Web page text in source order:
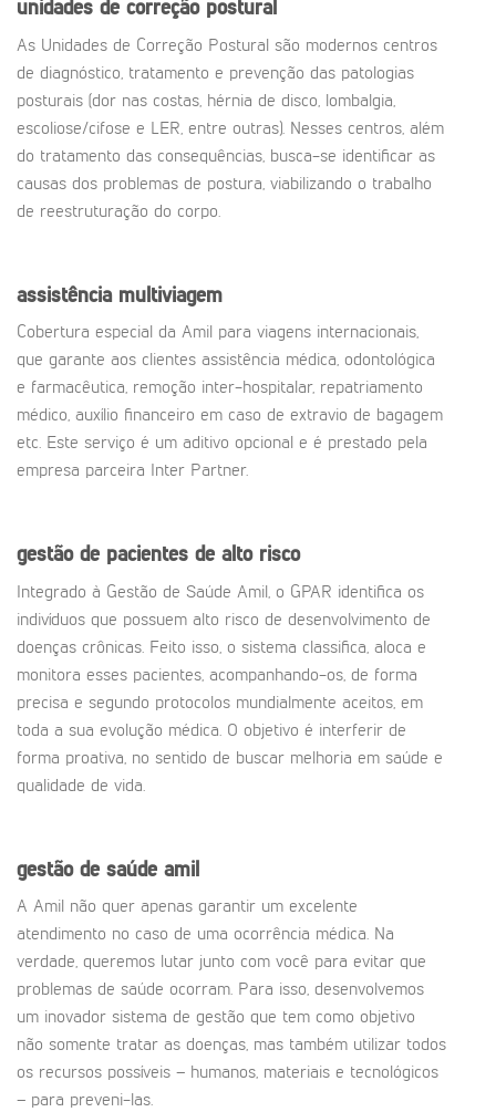
unidades de correção postural
As Unidades de Correção Postural são modernos centros
de diagnóstico, tratamento e prevenção das patologias
posturais (dor nas costas, hérnia de disco, lombalgia,
escoliose/cifose e LER, entre outras). Nesses centros, além
do tratamento das consequências, busca-se identificar as
causas dos problemas de postura, viabilizando o trabalho
de reestruturação do corpo.
assistência multiviagem
Cobertura especial da Amil para viagens internacionais,
que garante aos clientes assistência médica, odontológica
e farmacêutica, remoção inter-hospitalar, repatriamento
médico, auxílio financeiro em caso de extravio de bagagem
etc. Este serviço é um aditivo opcional e é prestado pela
empresa parceira Inter Partner.
gestão de pacientes de alto risco
Integrado à Gestão de Saúde Amil, o GPAR identifica os
indivíduos que possuem alto risco de desenvolvimento de
doenças crônicas. Feito isso, o sistema classifica, aloca e
monitora esses pacientes, acompanhando-os, de forma
precisa e segundo protocolos mundialmente aceitos, em
toda a sua evolução médica. O objetivo é interferir de
forma proativa, no sentido de buscar melhoria em saúde e
qualidade de vida.
gestão de saúde amil
A Amil não quer apenas garantir um excelente
atendimento no caso de uma ocorrência médica. Na
verdade, queremos lutar junto com você para evitar que
problemas de saúde ocorram. Para isso, desenvolvemos
um inovador sistema de gestão que tem como objetivo
não somente tratar as doenças, mas também utilizar todos
os recursos possíveis – humanos, materiais e tecnológicos
– para preveni-las.